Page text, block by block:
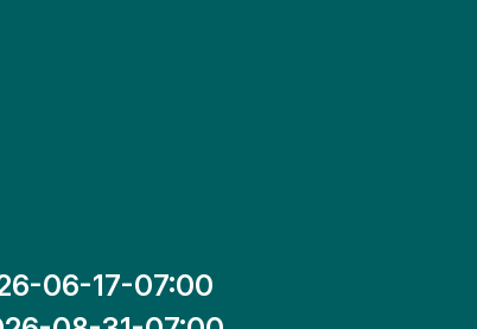
06-17-07:00